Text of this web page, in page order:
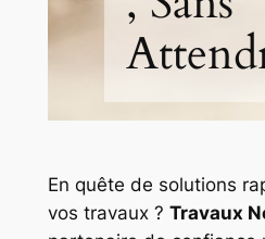
En quête de solutions
vos travaux ? Travaux